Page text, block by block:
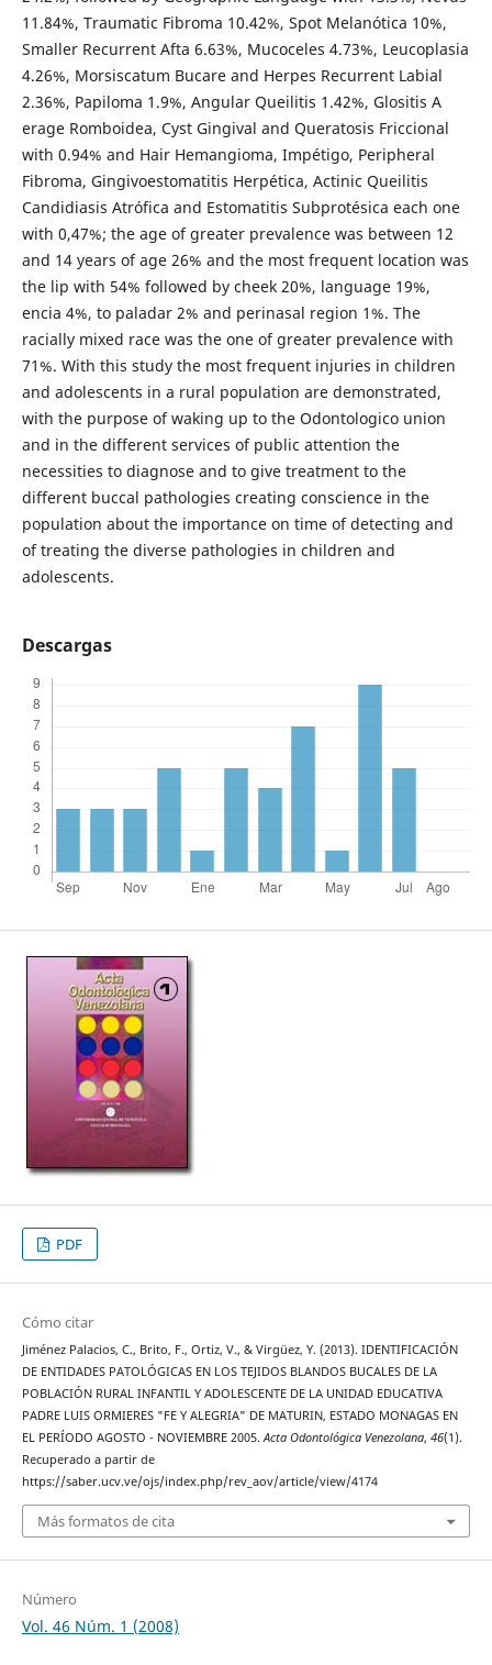
11.84%, Traumatic Fibroma 10.42%, Spot Melanótica 10%,
Smaller Recurrent Afta 6.63%, Mucoceles 4.73%, Leucoplasia
4.26%, Morsiscatum Bucare and Herpes Recurrent Labial
2.36%, Papiloma 1.9%, Angular Queilitis 1.42%, Glositis A
erage Romboidea, Cyst Gingival and Queratosis Friccional
with 0.94% and Hair Hemangioma, Impétigo, Peripheral
Fibroma, Gingivoestomatitis Herpética, Actinic Queilitis
Candidiasis Atrófica and Estomatitis Subprotésica each one
with 0,47%; the age of greater prevalence was between 12
and 14 years of age 26% and the most frequent location was
the lip with 54% followed by cheek 20%, language 19%,
encia 4%, to paladar 2% and perinasal region 1%. The
racially mixed race was the one of greater prevalence with
71%. With this study the most frequent injuries in children
and adolescents in a rural population are demonstrated,
with the purpose of waking up to the Odontologico union
and in the different services of public attention the
necessities to diagnose and to give treatment to the
different buccal pathologies creating conscience in the
population about the importance on time of detecting and
of treating the diverse pathologies in children and
adolescents.
Descargas
PDF
Cómo citar
Jiménez Palacios, C., Brito, F., Ortiz, V., & Virgüez, Y. (2013). IDENTIFICACIÓN
DE ENTIDADES PATOLÓGICAS EN LOS TEJIDOS BLANDOS BUCALES DE LA
POBLACIÓN RURAL INFANTIL Y ADOLESCENTE DE LA UNIDAD EDUCATIVA
PADRE LUIS ORMIERES "FE Y ALEGRIA" DE MATURIN, ESTADO MONAGAS EN
EL PERÍODO AGOSTO - NOVIEMBRE 2005.Acta Odontológica Venezolana, 46(1).
Recuperado a partir de
https://saber.ucv.ve/ojs/index.php/rev_aov/article/view/4174
Más formatos de cita
Número
Vol. 46 Núm. 1 (2008)